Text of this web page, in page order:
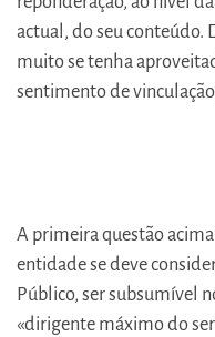
actual, do seu conteúdo.
muito se tenha
sentimento de
A primeira questão
entidade se deve
Público, ser subsumível
«dirigente máximo do